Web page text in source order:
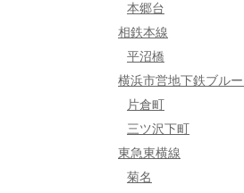
本郷台
相鉄本線
平沼橋
横浜市営地下鉄ブル
片倉町
三ツ沢下町
東急東横線
菊名